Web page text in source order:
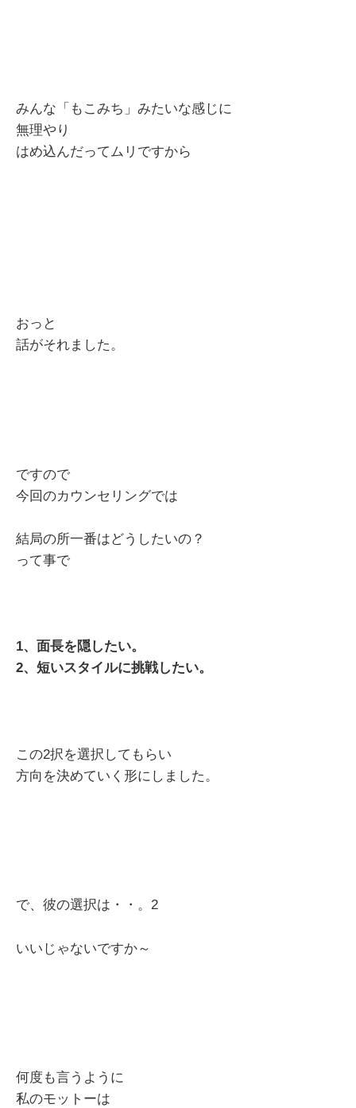
みんな「もこみち」みたいな感じに
無理やり
はめ込んだってムリですから
おっと
話がそれました。
ですので
今回のカウンセリングでは
結局の所一番はどうしたいの？
って事で
1、面長を隠したい。
2、短いスタイルに挑戦したい。
この2択を選択してもらい
方向を決めていく形にしました。
で、彼の選択は・・。2
いいじゃないですか～
何度も言うように
私のモットーは